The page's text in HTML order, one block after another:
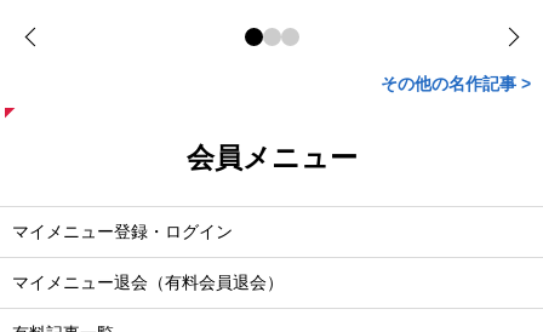
その他の名作記事 >
会員メニュー
マイメニュー登録・ログイン
マイメニュー退会（有料会員退会）